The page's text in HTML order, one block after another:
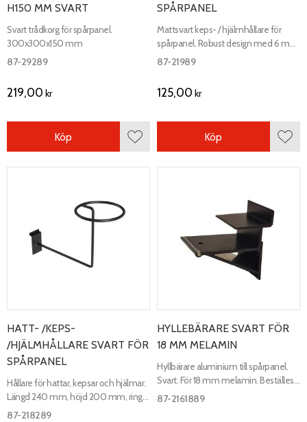
H150 MM SVART
Svart trådkorg för spårpanel.
300x300x150 mm
87-29289
219,00 kr
Lägg till i favoriter
Köp
SPÅRPANEL
Mattsvart keps- / hjälmhållare för
spårpanel. Robust design med 6 mm
tråd.
87-21989
125,00 kr
Köp
HATT- /KEPS-
/HJÄLMHÅLLARE SVART FÖR
SPÅRPANEL
Hållare för hattar, kepsar och hjälmar.
Längd 240 mm, höjd 200 mm, ring
140 mm
87-218289
HYLLEBÄRARE SVART FÖR
18 MM MELAMIN
Hyllbärare aluminium till spårpanel.
Svart. För 18 mm melamin. Beställes
styck.
87-2161889